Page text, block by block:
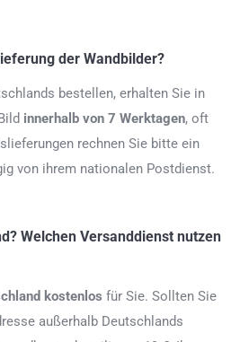
der Wandbilder?
bestellen, erhalten Sie in
innerhalb von 7 Werktagen, oft
rechnen Sie bitte ein
von ihrem nationalen Postdienst.
Welchen Versanddienst nutzen
kostenlos für Sie. Sollten Sie
außerhalb Deutschlands